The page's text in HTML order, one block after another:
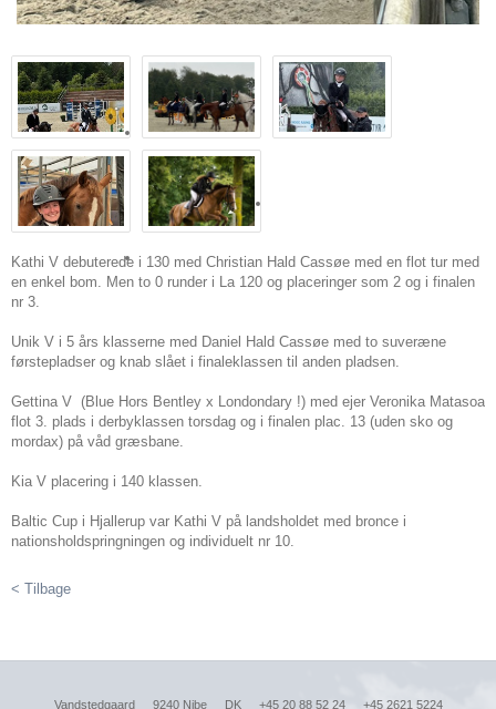
Kathi V debuterede i 130 med Christian Hald Cassøe med en flot tur med
en enkel bom. Men to 0 runder i La 120 og placeringer som 2 og i finalen
nr 3.
Unik V i 5 års klasserne med Daniel Hald Cassøe med to suveræne
førstepladser og knab slået i finaleklassen til anden pladsen.
Gettina V (Blue Hors Bentley x Londondary !) med ejer Veronika Matasoa
flot 3. plads i derbyklassen torsdag og i finalen plac. 13 (uden sko og
mordax) på våd græsbane.
Kia V placering i 140 klassen.
Baltic Cup i Hjallerup var Kathi V på landsholdet med bronce i
nationsholdspringningen og individuelt nr 10.
< Tilbage
Vandstedgaard 9240 Nibe DK +45 20 88 52 24 +45 2621 5224